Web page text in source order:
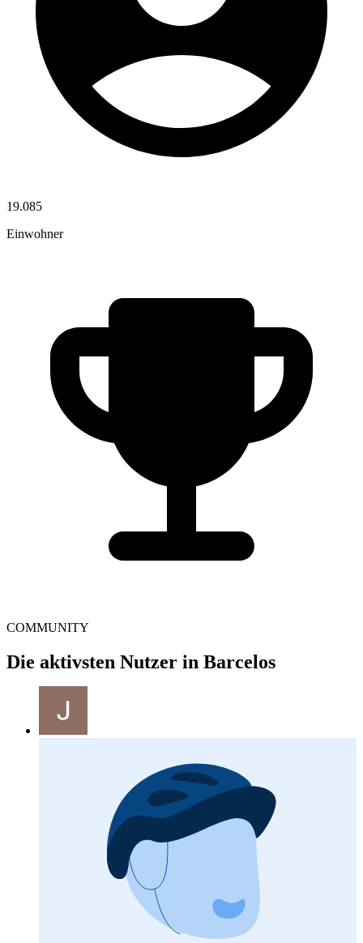
19.085
Einwohner
COMMUNITY
Die aktivsten Nutzer in Barcelos